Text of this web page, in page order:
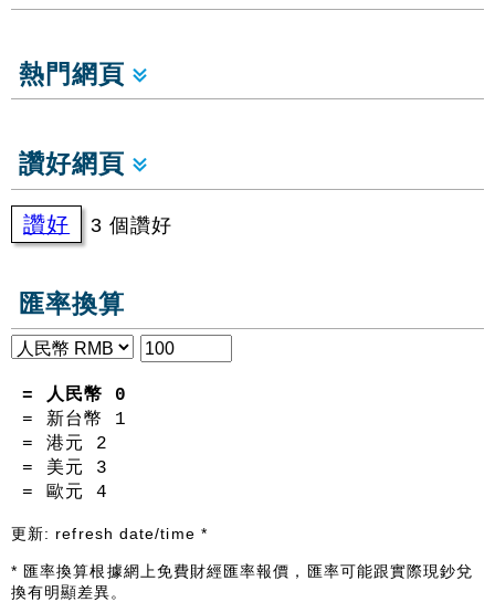
熱門網頁
讚好網頁
讚好 3 個讚好
匯率換算
= 人民幣 0
= 新台幣 1
= 港元 2
= 美元 3
= 歐元4
更新: refresh date/time *
* 匯率換算根據網上免費財經匯率報價，匯率可能跟實際現鈔兌
換有明顯差異。